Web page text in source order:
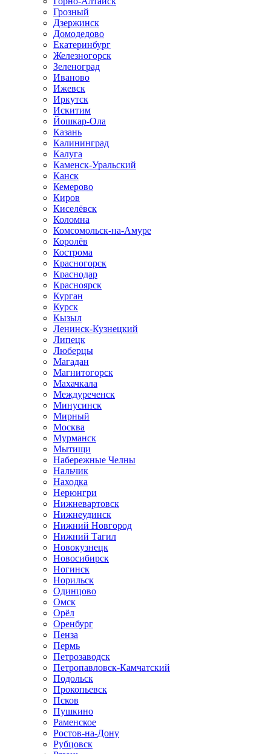
Грозный
Дзержинск
Домодедово
Екатеринбург
Железногорск
Зеленоград
Иваново
Ижевск
Иркутск
Искитим
Йошкар-Ола
Казань
Калининград
Калуга
Каменск-Уральский
Канск
Кемерово
Киров
Киселёвск
Коломна
Комсомольск-на-Амуре
Королёв
Кострома
Красногорск
Краснодар
Красноярск
Курган
Курск
Кызыл
Ленинск-Кузнецкий
Липецк
Люберцы
Магадан
Магнитогорск
Махачкала
Междуреченск
Минусинск
Мирный
Москва
Мурманск
Мытищи
Набережные Челны
Нальчик
Находка
Нерюнгри
Нижневартовск
Нижнеудинск
Нижний Новгород
Нижний Тагил
Новокузнецк
Новосибирск
Ногинск
Норильск
Одинцово
Омск
Орёл
Оренбург
Пенза
Пермь
Петрозаводск
Петропавловск-Камчатский
Подольск
Прокопьевск
Псков
Пушкино
Раменское
Ростов-на-Дону
Рубцовск